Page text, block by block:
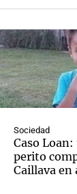
Sociedad
Caso
perito
Caillava en